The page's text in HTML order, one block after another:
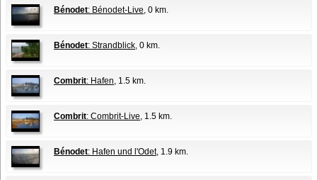
Bénodet: Bénodet-Live, 0 km.
Bénodet: Strandblick, 0 km.
Combrit: Hafen, 1.5 km.
Combrit: Combrit-Live, 1.5 km.
Bénodet: Hafen und l'Odet, 1.9 km.